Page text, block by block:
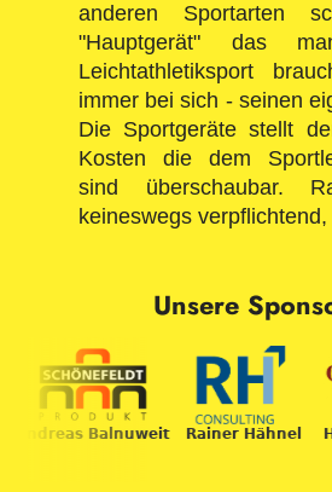
anderen Sportarten
"Hauptgerät" das
Leichtathletiksport
immer bei sich - seinen
Die Sportgeräte stellt
Kosten die dem
sind überschaubar.
keineswegs
Unsere
Andreas Balnuweit Rainer Hähnel